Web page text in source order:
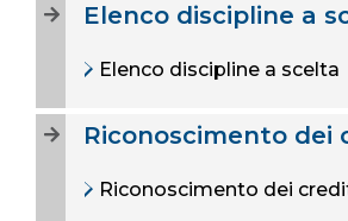
Elenco discipline a
Elenco discipline a scelta
Riconoscimento dei
Riconoscimento dei